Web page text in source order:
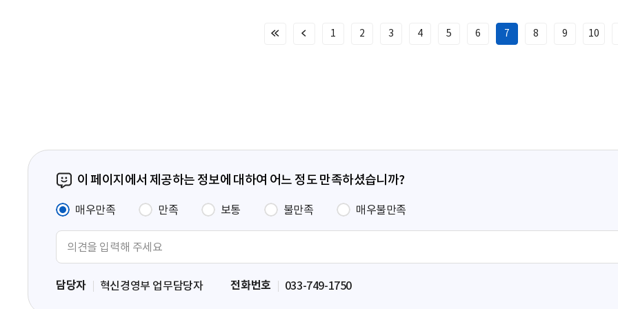
처
이
1 2 3 4 5 6 7 8 9 10
이 페이지에서 제공하는 정보에 대하여 어느 정도 만족하셨습니까?
매우만족 만족 보통 불만족 매우불만족
력
담당자 혁신경영부 업무담당자 전화번호 033-749-1750